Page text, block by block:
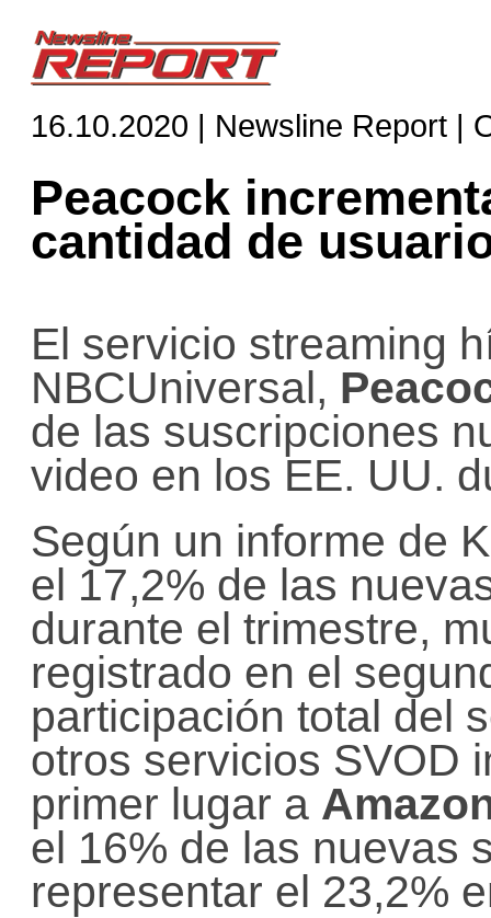
16.10.2020 | Newsline Report |
Peacock
cantidad de
El servicio streaming
NBCUniversal,
de las suscripciones
video en los EE. UU.
Según un informe de
el 17,2% de las
durante el trimestre,
registrado en el
participación total del
otros servicios SVOD
primer lugar a
el 16% de las nuevas
representar el 23,2%